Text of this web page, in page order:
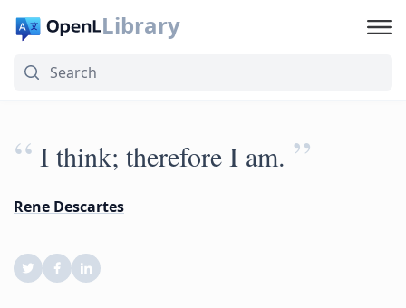
Library
“ I think; therefore I am. ”
Rene Descartes